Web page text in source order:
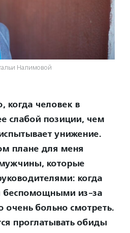
Налимовой
когда человек в
слабой позиции, чем
унижение.
плане для меня
которые
когда
беспомощными из-за
очень больно смотреть.
проглатывать обиды